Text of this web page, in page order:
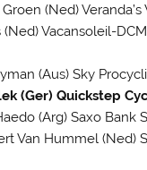
Groen (Ned)
(Ned) Vacansoleil-
(Aus) Sky
(Ger) Quickstep
(Arg) Saxo Bank
Van Hummel (Ned)